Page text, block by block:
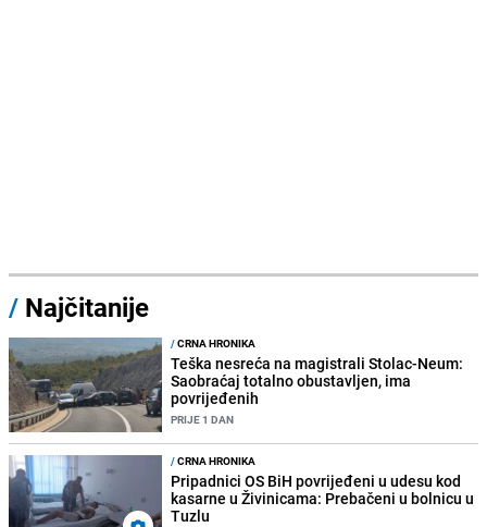
/ Najčitanije
/CRNA HRONIKA
Teška nesreća na magistrali Stolac-Neum:
Saobraćaj totalno obustavljen, ima
povrijeđenih
PRIJE 1 DAN
/CRNA HRONIKA
Pripadnici OS BiH povrijeđeni u udesu kod
kasarne u Živinicama: Prebačeni u bolnicu u
Tuzlu